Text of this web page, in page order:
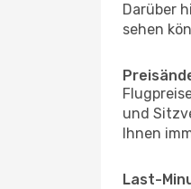
Darüber
sehen
und
Ihnen
Last-